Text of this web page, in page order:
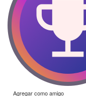
Agregar como amigo